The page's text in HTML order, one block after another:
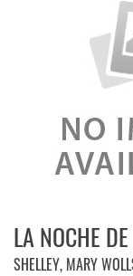
LA NOCHE
SHELLEY, MARY